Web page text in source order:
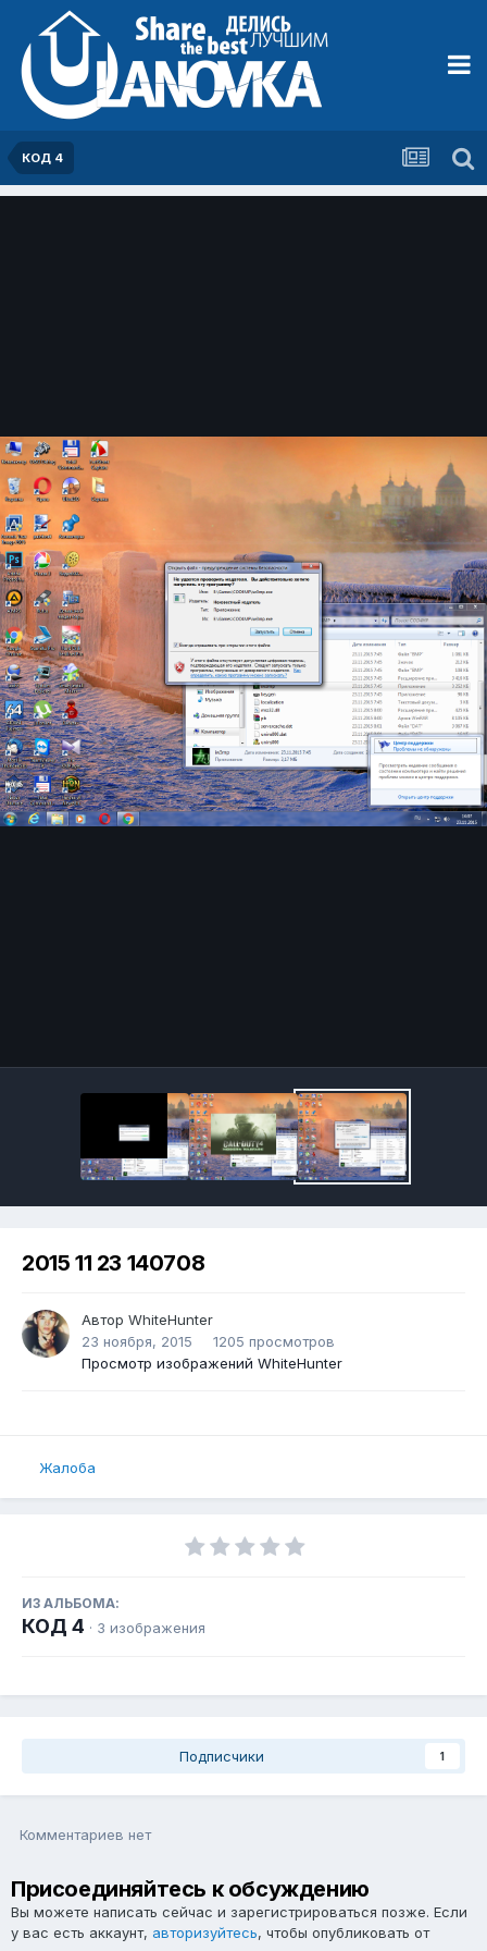
КОД 4
2015 11 23 140708
Автор WhiteHunter
23 ноября, 2015
1205 просмотров
Просмотр изображений WhiteHunter
Жалоба
ИЗ АЛЬБОМА:
КОД 4 · 3 изображения
Подписчики 1
Комментариев нет
Присоединяйтесь к обсуждению
Вы можете написать сейчас и зарегистрироваться позже. Если
у вас есть аккаунт, авторизуйтесь, чтобы опубликовать от